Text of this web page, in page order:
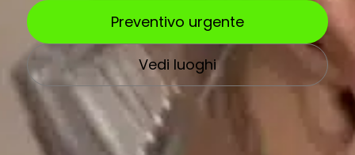
Preventivo urgente
Vedi luoghi